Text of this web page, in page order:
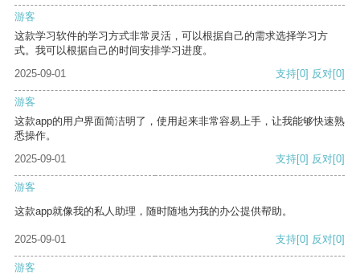
游客
这款学习软件的学习方式非常灵活，可以根据自己的需求选择学习方
式。我可以根据自己的时间安排学习进度。
2025-09-01
支持[0] 反对[0]
游客
这款app的用户界面简洁明了，使用起来非常容易上手，让我能够快速熟
悉操作。
2025-09-01
支持[0] 反对[0]
游客
这款app就像我的私人助理，随时随地为我的办公提供帮助。
2025-09-01 支持[0] 反对[0]
游客